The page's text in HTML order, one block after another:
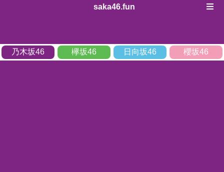
saka46.fun
乃木坂46 欅坂46 日向坂46 櫻坂46